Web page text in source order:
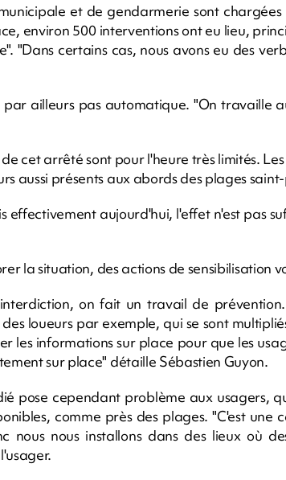
et de gendarmerie sont
environ 500 interventions ont eu lieu,
"Dans certains cas, nous avons eu des
par ailleurs pas automatique. "On travaille
cet arrêté sont pour l'heure très limités.
aussi présents aux abords des plages
effectivement aujourd'hui, l'effet n'est pas
la situation, des actions de sensibilisation
on fait un travail de
loueurs par exemple, qui se sont
les informations sur place pour que les
sur place" détaille Sébastien Guyon.
pose cependant problème aux usagers,
comme près des plages. "C'est une
nous nous installons dans des lieux où